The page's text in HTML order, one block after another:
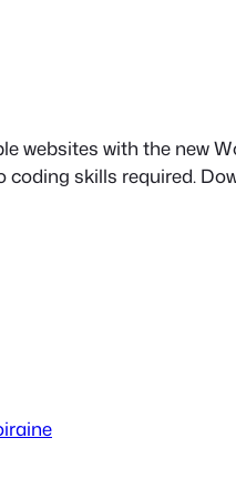
websites with the new
skills required.